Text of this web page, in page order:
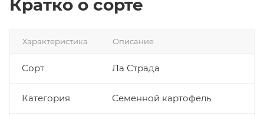
Кратко о сорте
Характеристика Описание
Сорт Ла Страда
Категория Семенной картофель